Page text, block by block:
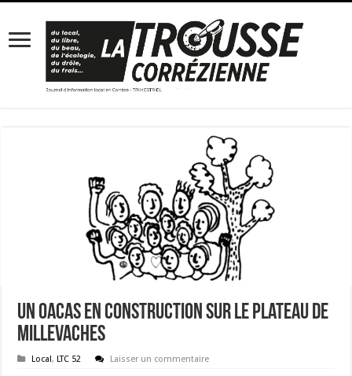
Un OACAS en construction sur le plateau de
Millevaches
Local, LTC 52 Laisser un commentaire